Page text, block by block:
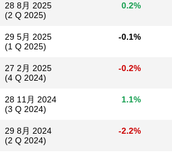
28 8月 2025
(2 Q 2025)
0.2%
29 5月 2025
(1 Q 2025)
-0.1%
27 2月 2025
(4 Q 2024)
-0.2%
28 11月 2024
(3 Q 2024)
1.1%
29 8月 2024
(2 Q 2024)
-2.2%